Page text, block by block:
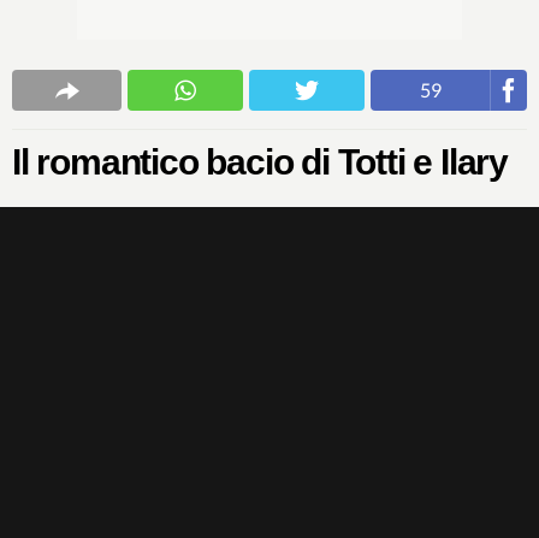
59
Il romantico bacio di Totti e Ilary